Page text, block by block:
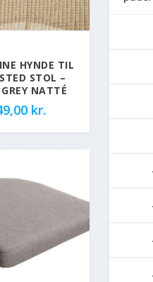
HYNDE TIL
STOL –
NATTÉ
kr.